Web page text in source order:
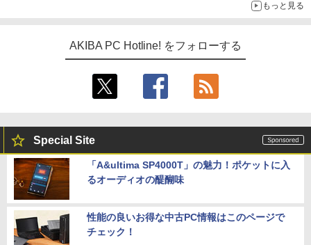
もっと見る
AKIBA PC Hotline! をフォローする
Special Site
「A&ultima SP4000T」の魅力！ポケットに入
るオーディオの醍醐味
性能の良いお得な中古PC情報はこのページで
チェック！